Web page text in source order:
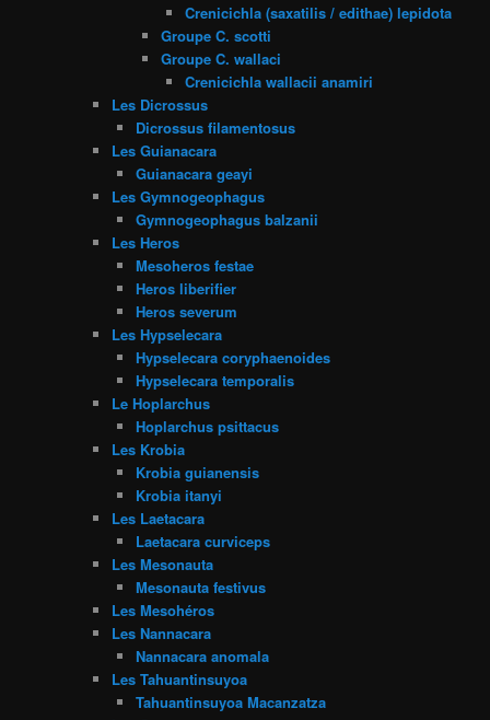
Crenicichla (saxatilis / edithae) lepidota
Groupe C. scotti
Groupe C. wallaci
Crenicichla wallacii anamiri
Les Dicrossus
Dicrossus filamentosus
Les Guianacara
Guianacara geayi
Les Gymnogeophagus
Gymnogeophagus balzanii
Les Heros
Mesoheros festae
Heros liberifier
Heros severum
Les Hypselecara
Hypselecara coryphaenoides
Hypselecara temporalis
Le Hoplarchus
Hoplarchus psittacus
Les Krobia
Krobia guianensis
Krobia itanyi
Les Laetacara
Laetacara curviceps
Les Mesonauta
Mesonauta festivus
Les Mesohéros
Les Nannacara
Nannacara anomala
Les Tahuantinsuyoa
Tahuantinsuyoa Macanzatza